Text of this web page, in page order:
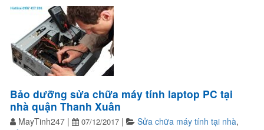
Bảo dưỡng sửa chữa máy tính laptop PC tại
nhà quận Thanh Xuân
MayTinh247 | 07/12/2017 | Sửa chữa máy tính tại nhà,